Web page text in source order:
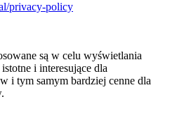
privacy-policy
są w celu wyświetlania
i interesujące dla
i tym samym bardziej cenne dla